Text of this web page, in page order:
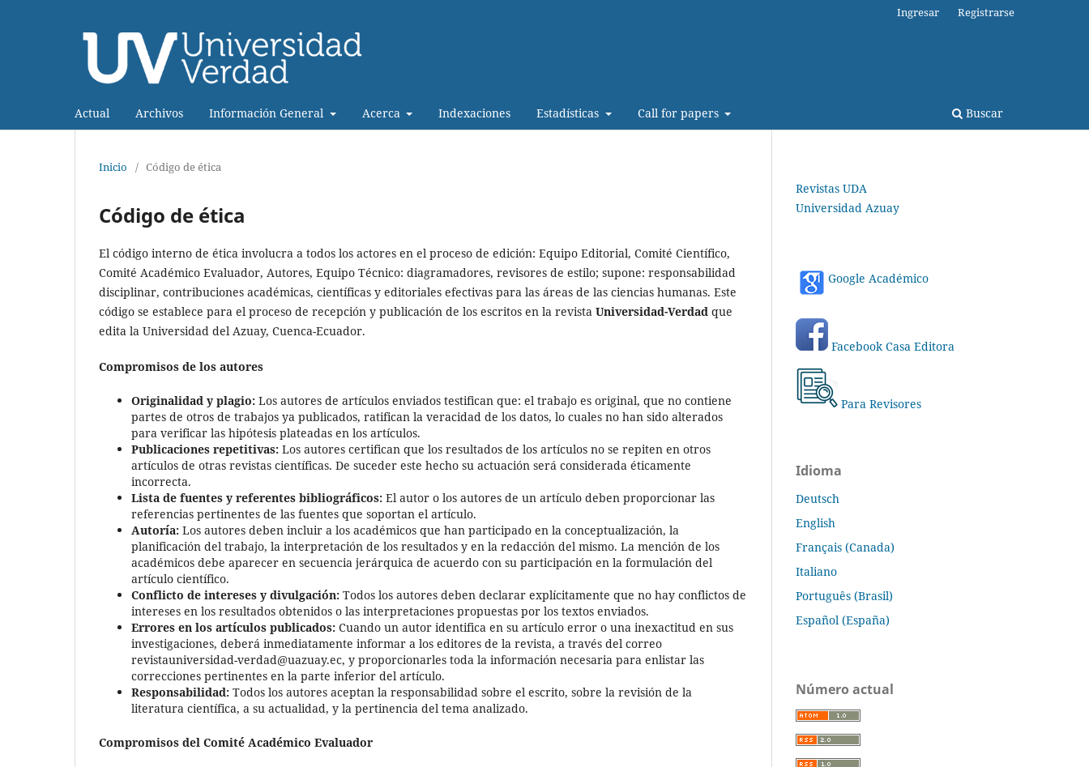
Actual Archivos Información General Acerca Indexaciones Estadísticas Call for papers Buscar
Ingresar Registrarse
Inicio / Código de ética
Código de ética
El código interno de ética involucra a todos los actores en el proceso de edición: Equipo Editorial, Comité Científico,
Comité Académico Evaluador, Autores, Equipo Técnico: diagramadores, revisores de estilo; supone: responsabilidad
disciplinar, contribuciones académicas, científicas y editoriales efectivas para las áreas de las ciencias humanas. Este
código se establece para el proceso de recepción y publicación de los escritos en la revista Universidad-Verdad que
edita la Universidad del Azuay, Cuenca-Ecuador.
Compromisos de los autores
Originalidad y plagio: Los autores de artículos enviados testifican que: el trabajo es original, que no contiene
partes de otros de trabajos ya publicados, ratifican la veracidad de los datos, lo cuales no han sido alterados
para verificar las hipótesis plateadas en los artículos.
Publicaciones repetitivas: Los autores certifican que los resultados de los artículos no se repiten en otros
artículos de otras revistas científicas. De suceder este hecho su actuación será considerada éticamente
incorrecta.
Lista de fuentes y referentes bibliográficos: El autor o los autores de un artículo deben proporcionar las
referencias pertinentes de las fuentes que soportan el artículo.
Autoría: Los autores deben incluir a los académicos que han participado en la conceptualización, la
planificación del trabajo, la interpretación de los resultados y en la redacción del mismo. La mención de los
académicos debe aparecer en secuencia jerárquica de acuerdo con su participación en la formulación del
artículo científico.
Conflicto de intereses y divulgación: Todos los autores deben declarar explícitamente que no hay conflictos de
intereses en los resultados obtenidos o las interpretaciones propuestas por los textos enviados.
Errores en los artículos publicados: Cuando un autor identifica en su artículo error o una inexactitud en sus
investigaciones, deberá inmediatamente informar a los editores de la revista, a través del correo
revistauniversidad-verdad@uazuay.ec, y proporcionarles toda la información necesaria para enlistar las
correcciones pertinentes en la parte inferior del artículo.
Responsabilidad: Todos los autores aceptan la responsabilidad sobre el escrito, sobre la revisión de la
literatura científica, a su actualidad, y la pertinencia del tema analizado.
Compromisos del Comité Académico Evaluador
Revistas UDA
Universidad Azuay
Google Académico
Facebook Casa Editora
Para Revisores
Idioma
Deutsch
English
Français (Canada)
Italiano
Português (Brasil)
Español (España)
Número actual